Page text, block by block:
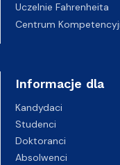
Uczelnie Fahrenheita
Centrum
Informacje dla
Kandydaci
Studenci
Doktoranci
Absolwenci